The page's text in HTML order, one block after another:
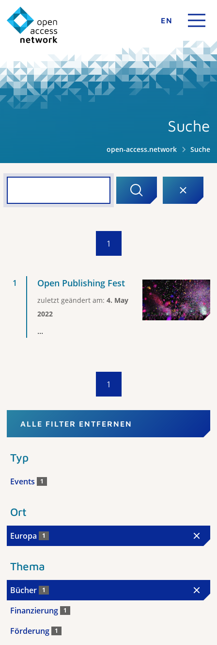
EN
Suche
open-access.network Suche
1
Open Publishing Fest
zuletzt geändert am: 4. May
2022
...
1
ALLE FILTER ENTFERNEN
Typ
Events 1
Ort
Europa 1
Thema
Bücher 1
Finanzierung 1
Förderung 1